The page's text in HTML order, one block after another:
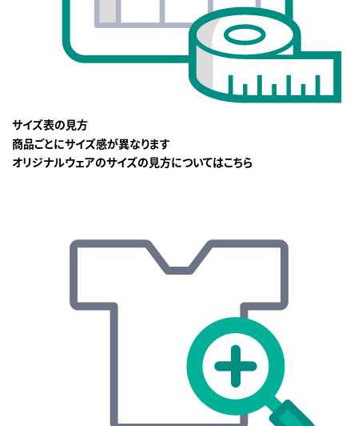
サイズ表の見方
商品ごとにサイズ感が異なります
オリジナルウェアのサイズの見方についてはこちら